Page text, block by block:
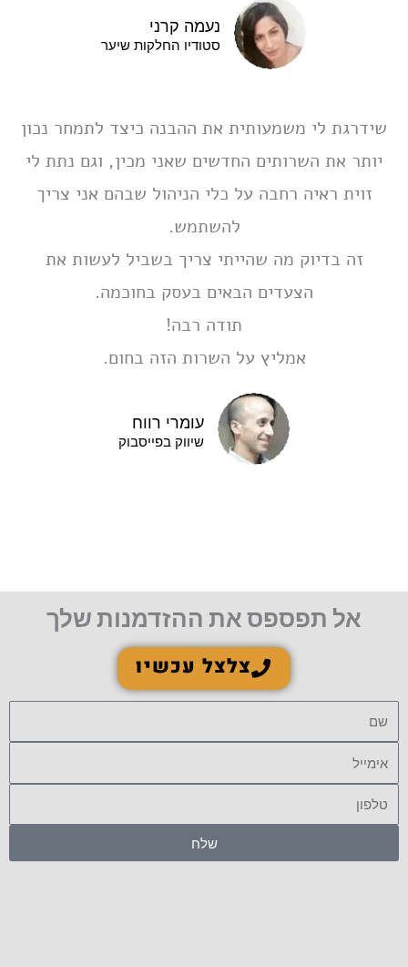
נעמה קרני
סטודיו החלקות שיער
שידרגת לי משמעותית את ההבנה כיצד לתמחר נכון
יותר את השרותים החדשים שאני מכין, וגם נתת לי
זוית ראיה רחבה על כלי הניהול שבהם אני צריך
להשתמש.
זה בדיוק מה שהייתי צריך בשביל לעשות את
הצעדים הבאים בעסק בחוכמה.
תודה רבה!
אמליץ על השרות הזה בחום.
עומרי רווח
שיווק בפייסבוק
אל תפספס את ההזדמנות שלך
צלצל עכשיו
טלפון
שלח